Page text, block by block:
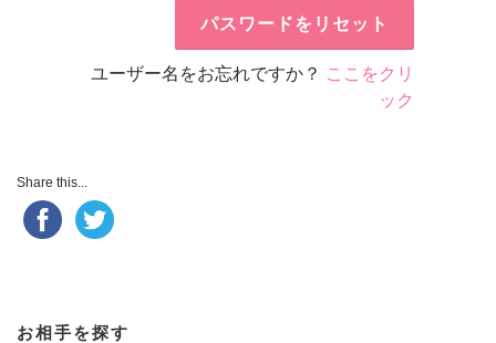
ユーザー名をお忘れですか？ ここをクリ
ック
Share this...
お相手を探す